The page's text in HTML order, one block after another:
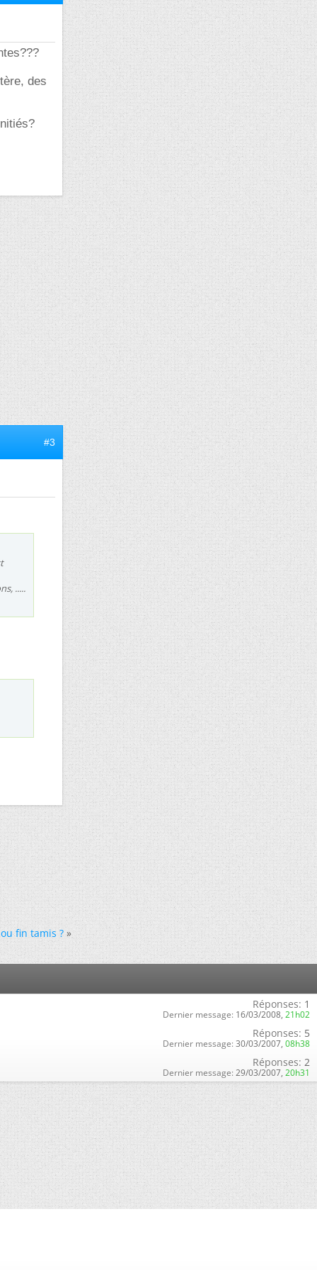
des
#3
.....
fin tamis ? »
Réponses: 1
Dernier message: 16/03/2008, 21h02
Réponses: 5
Dernier message: 30/03/2007, 08h38
Réponses: 2
Dernier message: 29/03/2007, 20h31